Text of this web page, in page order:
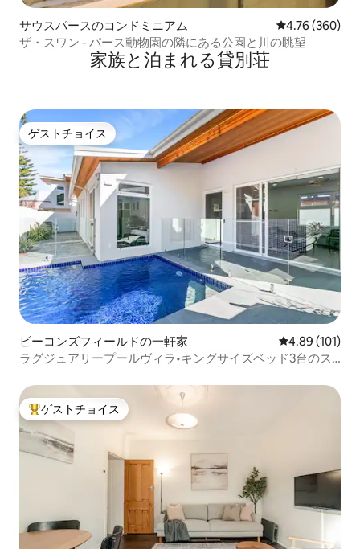
サウスパースのコンドミニアム レビュー360
4.76 (360)
ザ・スワン - パース動物園の隣にある公園と川の眺望
家族と泊まれる貸別荘
ゲストチョイス
ゲストチョイス
ビーコンズフィールドの一軒家 レビュー101
4.89 (101)
ラグジュアリープールヴィラ•キングサイズベッド3台のス
大好評のゲストチョイスです。
ゲストチョイス